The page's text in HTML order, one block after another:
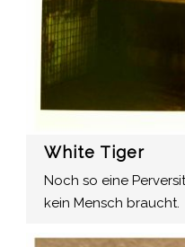
White Tiger
Noch so eine
kein Mensch braucht.